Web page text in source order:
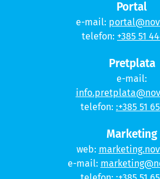
Portal
e-mail:
telefon: +385 51
Pretplata
e-mail:
telefon: :+385 51
Marketing
web:
e-mail: